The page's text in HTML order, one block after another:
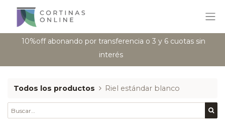
10%off abonando por transferencia o 3 y 6 cuotas sin
interés
Todos los productos Riel estándar blanco